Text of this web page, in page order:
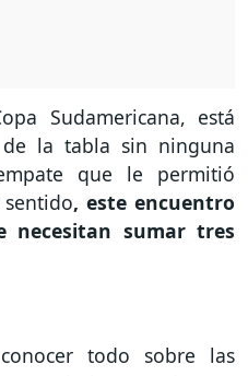
Sudamericana, está
la tabla sin ninguna
que le permitió
, este encuentro
necesitan sumar tres
todo sobre las